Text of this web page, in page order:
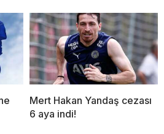
Mert Hakan Yandaş cezası
6 aya indi!